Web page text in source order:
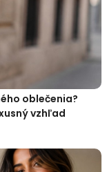
oblečenia?
vzhľad